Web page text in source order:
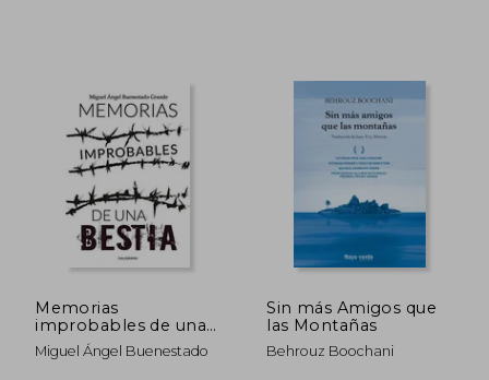
Memorias
improbables de una
bestia
Miguel Ángel Buenestado
Sin más Amigos que
las Montañas
Behrouz Boochani